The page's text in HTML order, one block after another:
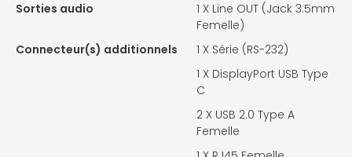
Sorties audio
1 X Line OUT (Jack 3.5mm
Femelle)
Connecteur(s) additionnels
1 X Série (RS-232)
1 X DisplayPort USB Type
C
2 X USB 2.0 Type A
Femelle